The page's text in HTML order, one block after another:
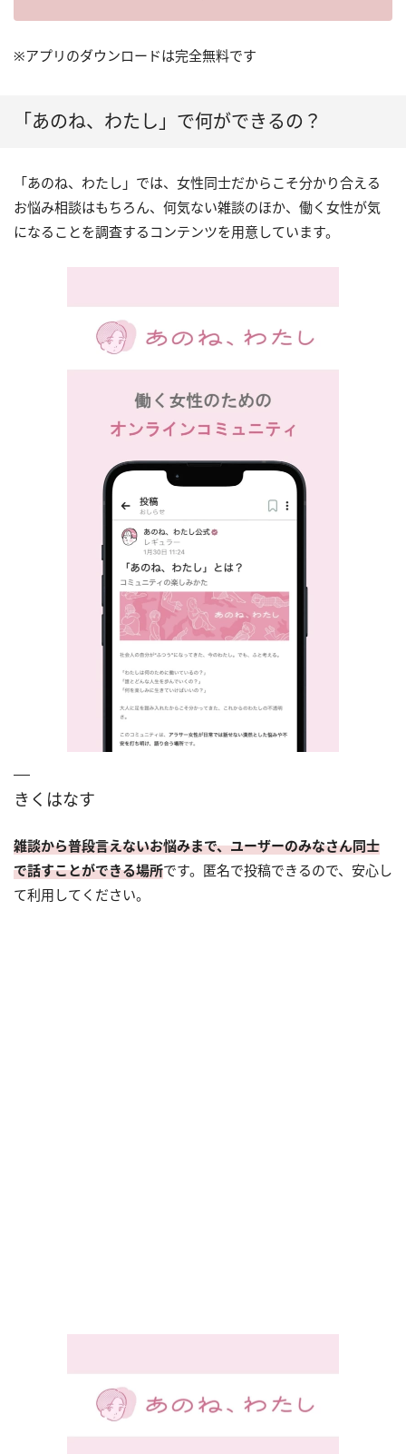
※アプリのダウンロードは完全無料です
「あのね、わたし」で何ができるの？
「あのね、わたし」では、女性同士だからこそ分かり合える
お悩み相談はもちろん、何気ない雑談のほか、働く女性が気
になることを調査するコンテンツを用意しています。
きくはなす
雑談から普段言えないお悩みまで、ユーザーのみなさん同士
で話すことができる場所です。匿名で投稿できるので、安心し
て利用してください。